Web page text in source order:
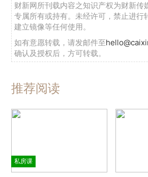
财新网所刊载内容之知识产权为财新传
专属所有或持有。未经许可，禁止进行
建立镜像等任何使用。
如有意愿转载，请发邮件至
确认及授权后，方可转载。
推荐阅读
私房课